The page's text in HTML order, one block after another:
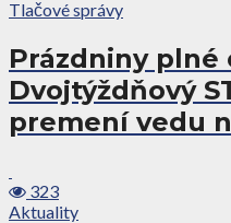
Tlačové správy
Prázdniny plné
Dvojtýždňový
premení vedu
323
Aktuality